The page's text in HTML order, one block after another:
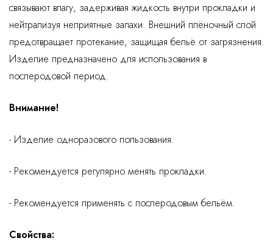
связывают влагу, задерживая жидкость внутри прокладки и
нейтрализуя неприятные запахи. Внешний плёночный слой
предотвращает протекание, защищая бельё от загрязнения.
Изделие предназначено для использования в
послеродовой период.
Внимание!
- Изделие одноразового пользования.
- Рекомендуется регулярно менять прокладки.
- Рекомендуется применять с послеродовым бельём.
Свойства: